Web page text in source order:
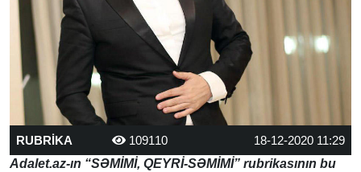
RUBRİKA 109110
18-12-2020 11:29
Adalet.az-ın “SƏMİMİ, QEYRİ-SƏMİMİ” rubrikasının bu